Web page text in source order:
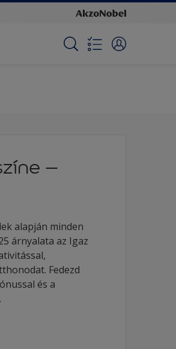
–
alapján minden
árnyalata az Igaz
Fedezd
és a